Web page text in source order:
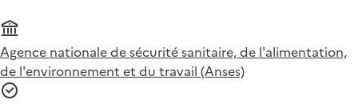
Agence nationale de sécurité sanitaire, de l'alimentation,
de l'environnement et du travail (Anses)